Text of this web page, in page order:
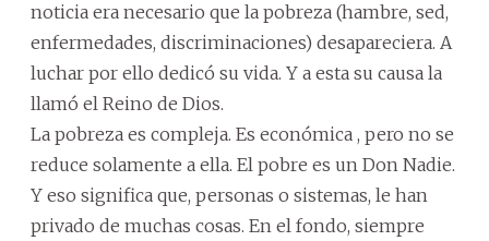
noticia era necesario que la pobreza (hambre, sed,
enfermedades, discriminaciones) desapareciera. A
luchar por ello dedicó su vida. Y a esta su causa la
llamó el Reino de Dios.
La pobreza es compleja. Es económica , pero no se
reduce solamente a ella. El pobre es un Don Nadie.
Y eso significa que, personas o sistemas, le han
privado de muchas cosas. En el fondo, siempre